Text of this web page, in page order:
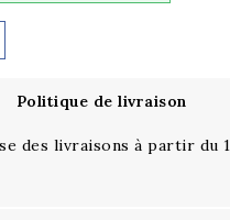
Politique de livraison
des livraisons à partir du